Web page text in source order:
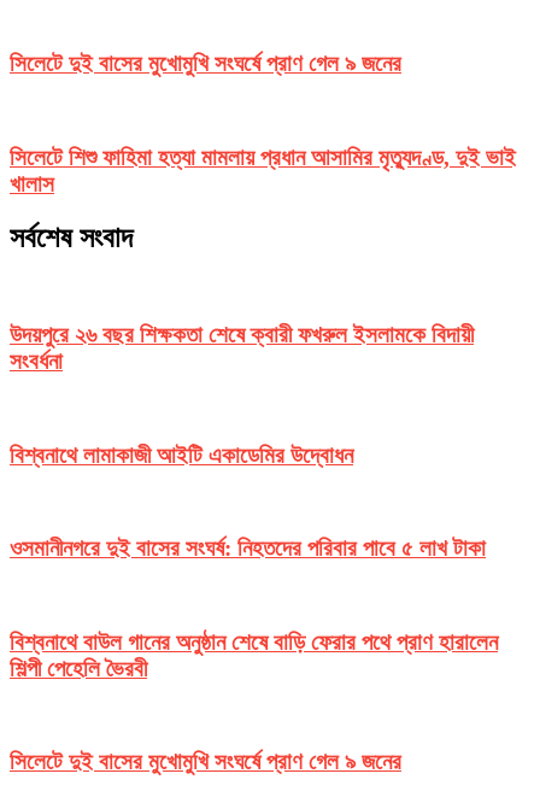
সিলেটে দুই বাসের মুখোমুখি সংঘর্ষে প্রাণ গেল ৯ জনের
সিলেটে শিশু ফাহিমা হত্যা মামলায় প্রধান আসামির মৃত্যুদণ্ড, দুই ভাই
খালাস
সর্বশেষ সংবাদ
উদয়পুরে ২৬ বছর শিক্ষকতা শেষে ক্বারী ফখরুল ইসলামকে বিদায়ী
সংবর্ধনা
বিশ্বনাথে লামাকাজী আইটি একাডেমির উদ্বোধন
ওসমানীনগরে দুই বাসের সংঘর্ষ: নিহতদের পরিবার পাবে ৫ লাখ টাকা
বিশ্বনাথে বাউল গানের অনুষ্ঠান শেষে বাড়ি ফেরার পথে প্রাণ হারালেন
শিল্পী পেহেলি ভৈরবী
সিলেটে দুই বাসের মুখোমুখি সংঘর্ষে প্রাণ গেল ৯ জনের